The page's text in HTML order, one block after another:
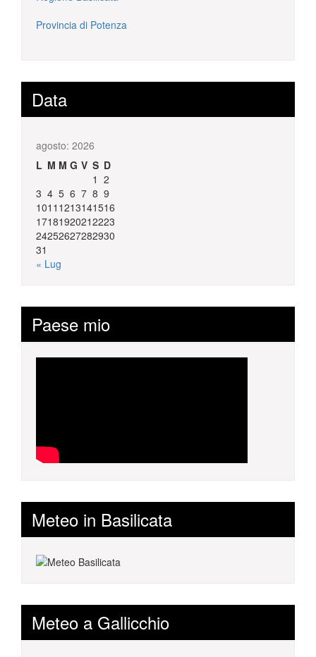
Provincia di Potenza
Data
agosto: 2026
L M M G V S D
« Lug
1 2
3 4 5 6 7 8 9
1011 1213141516
17181920212223
24252627282930
31
Paese mio
Meteo in Basilicata
Meteo a Gallicchio